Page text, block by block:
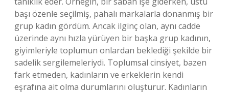
başı özenle seçilmiş, pahalı markalarla donanmış bir
grup kadın gördüm. Ancak ilginç olan, aynı cadde
üzerinde aynı hızla yürüyen bir başka grup kadının,
giyimleriyle toplumun onlardan beklediği şekilde bir
sadelik sergilemeleriydi. Toplumsal cinsiyet, bazen
fark etmeden, kadınların ve erkeklerin kendi
eşrafına ait olma durumlarını oluşturur. Kadınların